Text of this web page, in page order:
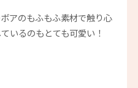
アのもふもふ素材で触り心
いるのもとても可愛い！